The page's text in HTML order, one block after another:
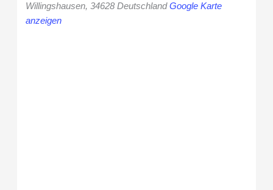
Willingshausen, 34628 Deutschland Google Karte
anzeigen